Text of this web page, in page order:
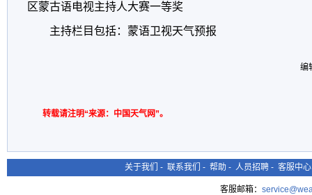
区蒙古语电视主持人大赛一等奖
主持栏目包括：蒙语卫视天气预报
编
转载请注明“来源：中国天气网”。
关于我们 - 联系我们 - 帮助 - 人员招聘 - 客服中心
客服邮箱：